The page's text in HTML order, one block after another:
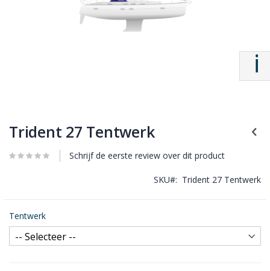
Trident 27 Tentwerk
Schrijf de eerste review over dit product
SKU Trident 27 Tentwerk
Tentwerk